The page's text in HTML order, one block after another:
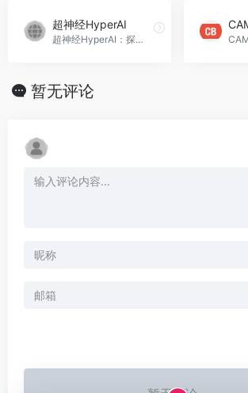
超神经HyperAI
超神经HyperAI：探索人工智能技术及其应用场景的科技实验机构。
暂无评论